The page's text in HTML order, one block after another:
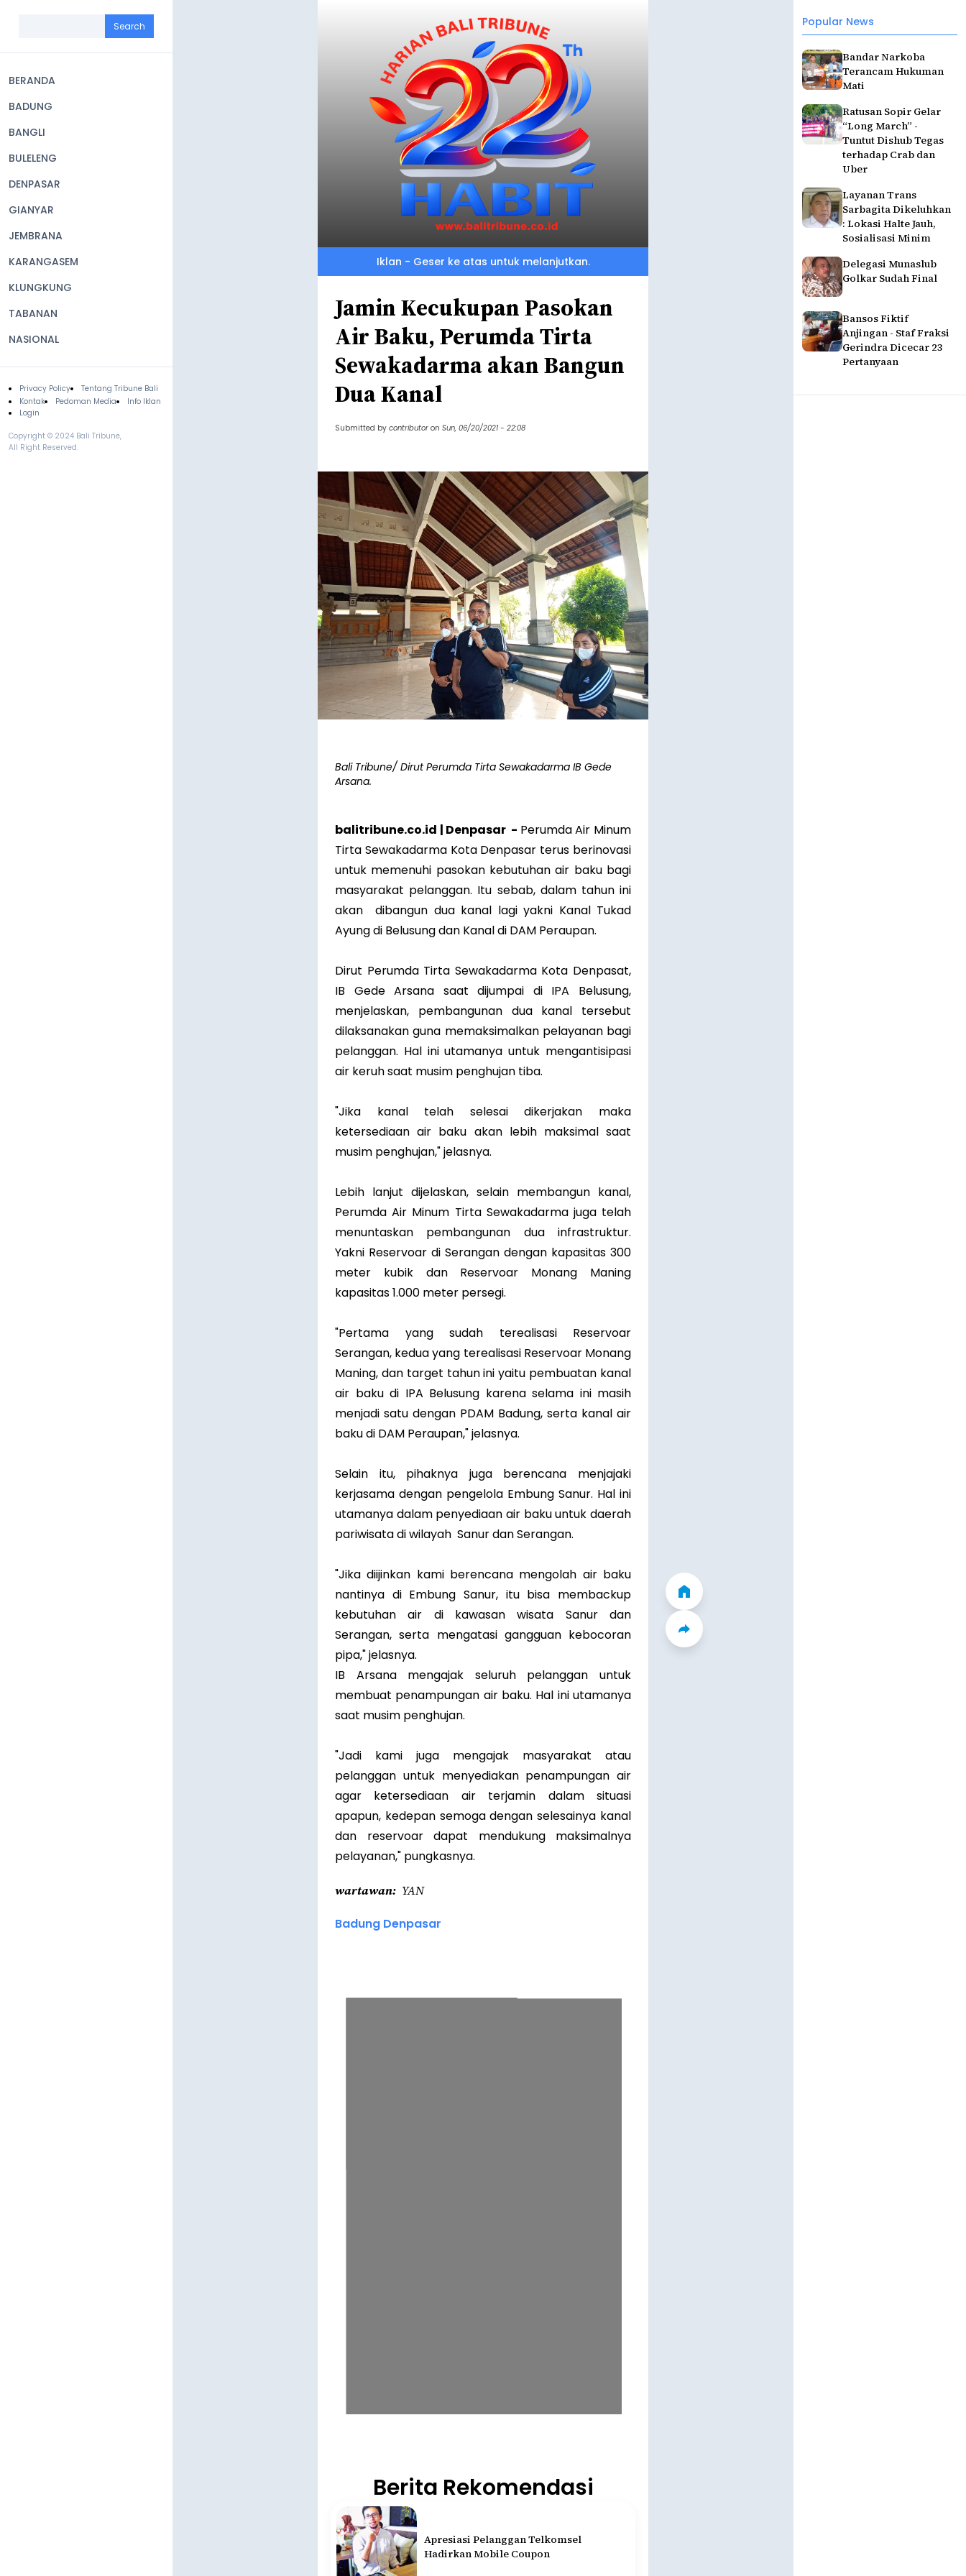
navigation
BERANDA
BADUNG
BANGLI
BULELENG
DENPASAR
GIANYAR
JEMBRANA
KARANGASEM
KLUNGKUNG
TABANAN
NASIONAL
Footer
Privacy Policy
Tentang Tribune Bali
Kontak
Pedoman Media
Info Iklan
Login
Copyright © 2024 Bali Tribune,
All Right Reserved.
Popular News
Bandar Narkoba
Terancam Hukuman
Mati
Ratusan Sopir Gelar
“Long March” -
Tuntut Dishub Tegas
terhadap Crab dan
Uber
Layanan Trans
Sarbagita Dikeluhkan
: Lokasi Halte Jauh,
Sosialisasi Minim
Delegasi Munaslub
Golkar Sudah Final
Bansos Fiktif
Anjingan - Staf Fraksi
Gerindra Dicecar 23
Pertanyaan
Iklan - Geser ke atas untuk melanjutkan.
Jamin Kecukupan Pasokan
Air Baku, Perumda Tirta
Sewakadarma akan Bangun
Dua Kanal
Submitted by contributor on Sun, 06/20/2021 - 22:08
Bali Tribune/ Dirut Perumda Tirta Sewakadarma IB Gede
Arsana.
balitribune.co.id | Denpasar - Perumda Air Minum
Tirta Sewakadarma Kota Denpasar terus berinovasi
untuk memenuhi pasokan kebutuhan air baku bagi
masyarakat pelanggan. Itu sebab, dalam tahun ini
akan dibangun dua kanal lagi yakni Kanal Tukad
Ayung di Belusung dan Kanal di DAM Peraupan.
Dirut Perumda Tirta Sewakadarma Kota Denpasat,
IB Gede Arsana saat dijumpai di IPA Belusung,
menjelaskan, pembangunan dua kanal tersebut
dilaksanakan guna memaksimalkan pelayanan bagi
pelanggan. Hal ini utamanya untuk mengantisipasi
air keruh saat musim penghujan tiba.
"Jika kanal telah selesai dikerjakan maka
ketersediaan air baku akan lebih maksimal saat
musim penghujan," jelasnya.
Lebih lanjut dijelaskan, selain membangun kanal,
Perumda Air Minum Tirta Sewakadarma juga telah
menuntaskan pembangunan dua infrastruktur.
Yakni Reservoar di Serangan dengan kapasitas 300
meter kubik dan Reservoar Monang Maning
kapasitas 1.000 meter persegi.
"Pertama yang sudah terealisasi Reservoar
Serangan, kedua yang terealisasi Reservoar Monang
Maning, dan target tahun ini yaitu pembuatan kanal
air baku di IPA Belusung karena selama ini masih
menjadi satu dengan PDAM Badung, serta kanal air
baku di DAM Peraupan," jelasnya.
Selain itu, pihaknya juga berencana menjajaki
kerjasama dengan pengelola Embung Sanur. Hal ini
utamanya dalam penyediaan air baku untuk daerah
pariwisata di wilayah Sanur dan Serangan.
"Jika diijinkan kami berencana mengolah air baku
nantinya di Embung Sanur, itu bisa membackup
kebutuhan air di kawasan wisata Sanur dan
Serangan, serta mengatasi gangguan kebocoran
pipa," jelasnya.
IB Arsana mengajak seluruh pelanggan untuk
membuat penampungan air baku. Hal ini utamanya
saat musim penghujan.
"Jadi kami juga mengajak masyarakat atau
pelanggan untuk menyediakan penampungan air
agar ketersediaan air terjamin dalam situasi
apapun, kedepan semoga dengan selesainya kanal
dan reservoar dapat mendukung maksimalnya
pelayanan," pungkasnya.
wartawan YAN
Badung Denpasar
Berita Rekomendasi
Apresiasi Pelanggan Telkomsel
Hadirkan Mobile Coupon